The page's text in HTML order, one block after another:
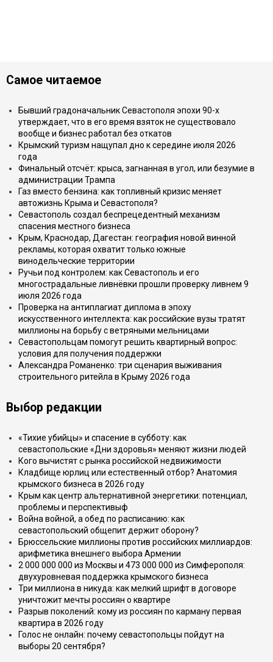
Самое читаемое
Бывший градоначальник Севастополя эпохи 90-х
утверждает, что в его время взяток не существовало
вообще и бизнес работал без откатов
Крымский туризм нащупал дно к середине июля 2026
года
Финальный отсчёт: крыса, загнанная в угол, или безумие в
администрации Трампа
Газ вместо бензина: как топливный кризис меняет
автожизнь Крыма и Севастополя?
Севастополь создал беспрецедентный механизм
спасения местного бизнеса
Крым, Краснодар, Дагестан: география новой винной
рекламы, которая охватит только южные
винодельческие территории
Ручьи под контролем: как Севастополь и его
многострадальные ливнёвки прошли проверку ливнем 9
июля 2026 года
Проверка на антиплагиат диплома в эпоху
искусственного интеллекта: как российские вузы тратят
миллионы на борьбу с ветряными мельницами
Севастопольцам помогут решить квартирный вопрос:
условия для получения поддержки
Александра Романенко: три сценария выживания
строительного ритейла в Крыму 2026 года
Выбор редакции
«Тихие убийцы» и спасение в субботу: как
севастопольские «Дни здоровья» меняют жизни людей
Кого вычистят с рынка российской недвижимости
Кладбище юрлиц или естественный отбор? Анатомия
крымского бизнеса в 2026 году
Крым как центр альтернативной энергетики: потенциал,
проблемы и перспективыф
Война войной, а обед по расписанию: как
севастопольский общепит держит оборону?
Брюссельские миллионы против российских миллиардов:
арифметика внешнего выбора Армении
2 000 000 000 из Москвы и 473 000 000 из Симферополя:
двухуровневая поддержка крымского бизнеса
Три миллиона в никуда: как мелкий шрифт в договоре
уничтожит мечты россиян о квартире
Разрыв поколений: кому из россиян по карману первая
квартира в 2026 году
Голос не онлайн: почему севастопольцы пойдут на
выборы 20 сентября?